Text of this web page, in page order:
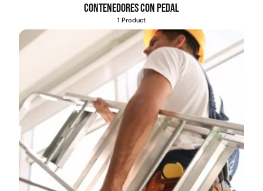
Contenedores con pedal
1 Product